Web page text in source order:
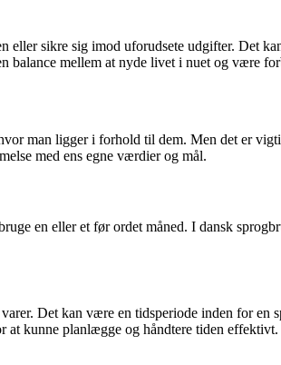
eller sikre sig imod uforudsete udgifter. Det
balance mellem at nyde livet i nuet og være
man ligger i forhold til dem. Men det er
med ens egne værdier og mål.
en eller et før ordet måned. I dansk
Det kan være en tidsperiode inden for
at kunne planlægge og håndtere tiden effektivt.